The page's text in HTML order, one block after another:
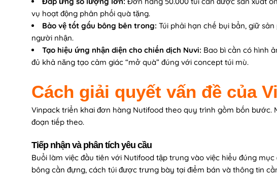
vụ hoạt động phân phối quà tặng.
Bảo vệ tốt gấu bông bên trong: Túi phải hạn chế bụi bẩn, giữ
người nhận.
Tạo hiệu ứng nhận diện cho chiến dịch Nuvi: Bao bì cần có hình
đủ khả năng tạo cảm giác “mở quà” đúng với concept túi mù.
Cách giải quyết vấn đề của
Vinpack triển khai đơn hàng Nutifood theo quy trình gồm bốn
đoạn tiếp theo.
Tiếp nhận và phân tích yêu cầu
Buổi làm việc đầu tiên với Nutifood tập trung vào việc hiểu đúng
bông cần đựng, cách túi được trưng bày tại điểm bán và thông tin